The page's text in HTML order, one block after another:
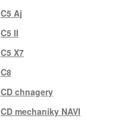
C5 Aj
C5 II
C5 X7
C8
CD chnagery
CD mechaniky NAVI